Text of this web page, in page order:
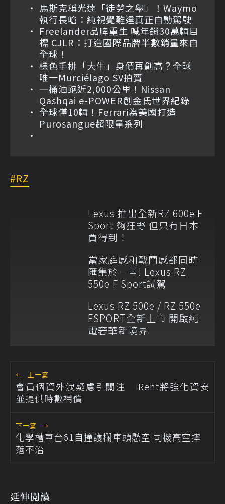
馬斯克稱光達「徒勞之舉」！Waymo
執行長嗆：純視覺難達真正自動駕駛
Freelander品牌重生 喊年銷30萬輛目
標 CJLR：打造國際品牌半數銷量來自
全球！
棕色手排「大牛」身價再創高？全球
唯一Murciélago SV拍賣
一桶油跑近2,000公里！Nissan
Qashqai e-POWER創金氏世界紀錄
全球僅10輛！Ferrari為美國打造
Purosangue超限量系列
RZ
Lexus 推出全新RZ 600e F
Sport 夠狂野 但只有日本
買得到！
當家庭感和戰鬥感都同時
匯集於一車! Lexus RZ
550e F Sport試駕
Lexus RZ 500e / RZ 550e
FSPORT全新上市 開啟純
電奢華新境界
← 上一篇
會員個資外洩疑慮引關注 iRent將強化資安
並提供時數補償
下一篇 →
化學槽車台61自撞護欄車頭懸空 司機高空摔
落不治
延伸閱讀